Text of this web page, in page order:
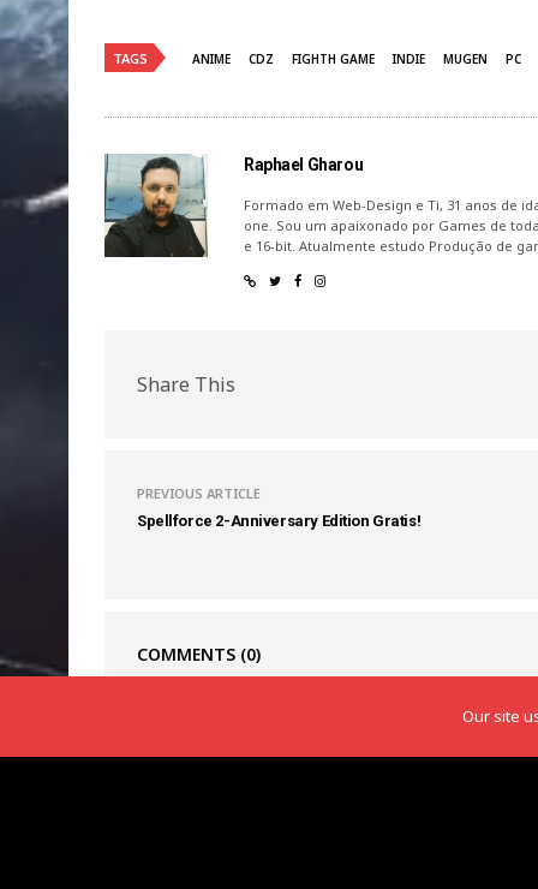
TAGS ANIME CDZ FIGHTH GAME INDIE MUGEN PC
Raphael Gharou
Formado em Web-Design e Ti, 31 anos de
one. Sou um apaixonado por Games de
e 16-bit. Atualmente estudo Produção de
Share This
PREVIOUS ARTICLE
Spellforce 2-Anniversary Edition Gratis!
COMMENTS (0)
Our site